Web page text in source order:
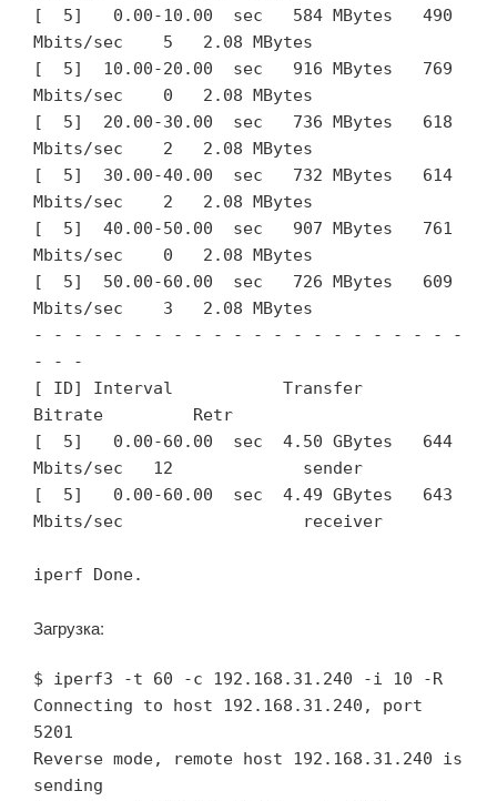
[  5]   0.00-10.00  sec   584 MBytes   490
Mbits/sec    5   2.08 MBytes
[  5]  10.00-20.00  sec   916 MBytes   769
Mbits/sec    0   2.08 MBytes
[  5]  20.00-30.00  sec   736 MBytes   618
Mbits/sec    2   2.08 MBytes
[  5]  30.00-40.00  sec   732 MBytes   614
Mbits/sec    2   2.08 MBytes
[  5]  40.00-50.00  sec   907 MBytes   761
Mbits/sec    0   2.08 MBytes
[  5]  50.00-60.00  sec   726 MBytes   609
Mbits/sec    3   2.08 MBytes
- - - - - - - - - - - - - - - - - - - - - -
- - -
[ ID] Interval           Transfer
Bitrate         Retr
[  5]   0.00-60.00  sec  4.50 GBytes   644
Mbits/sec   12             sender
[  5]   0.00-60.00  sec  4.49 GBytes   643
Mbits/sec                  receiver
iperf Done.
Загрузка:
$ iperf3 -t 60 -c 192.168.31.240 -i 10 -R
Connecting to host 192.168.31.240, port
5201
Reverse mode, remote host 192.168.31.240 is
sending